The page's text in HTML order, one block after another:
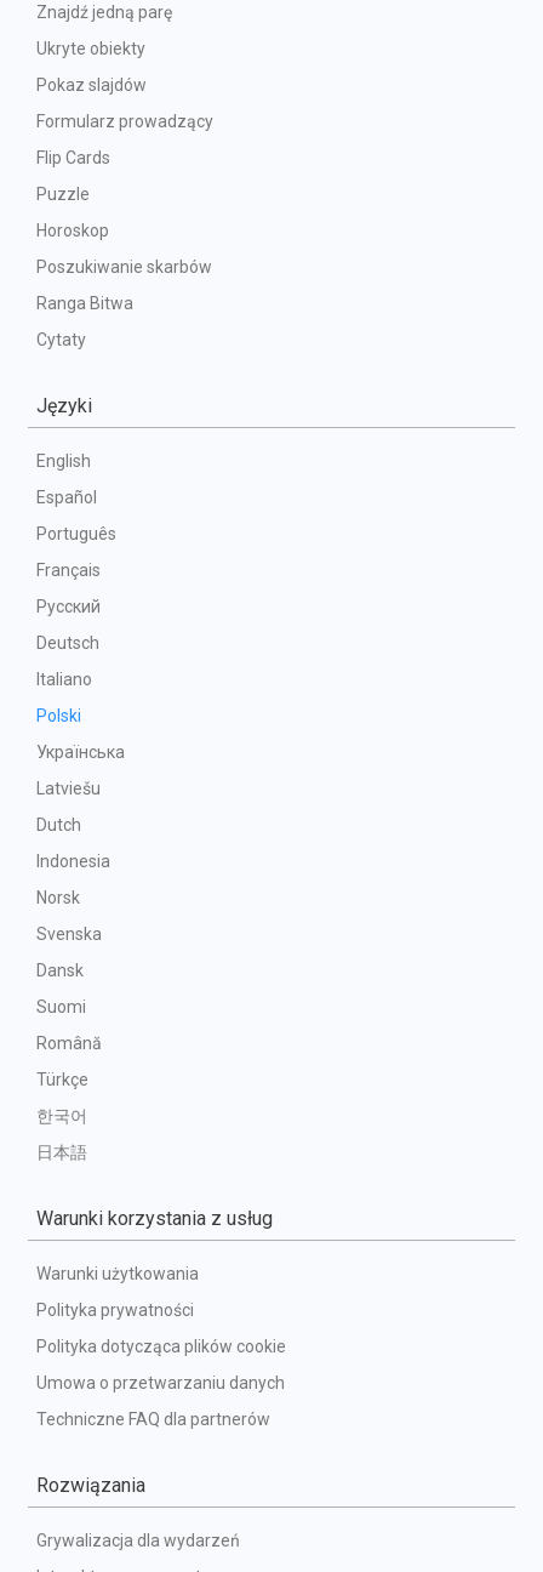
Znajdź jedną parę
Ukryte obiekty
Pokaz slajdów
Formularz prowadzący
Flip Cards
Puzzle
Horoskop
Poszukiwanie skarbów
Ranga Bitwa
Cytaty
Języki
English
Español
Português
Français
Русский
Deutsch
Italiano
Polski
Українська
Latviešu
Dutch
Indonesia
Norsk
Svenska
Dansk
Suomi
Română
Türkçe
한국어
日本語
Warunki korzystania z usług
Warunki użytkowania
Polityka prywatności
Polityka dotycząca plików cookie
Umowa o przetwarzaniu danych
Techniczne FAQ dla partnerów
Rozwiązania
Grywalizacja dla wydarzeń